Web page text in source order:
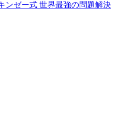
ンゼー式 世界最強の問題解決